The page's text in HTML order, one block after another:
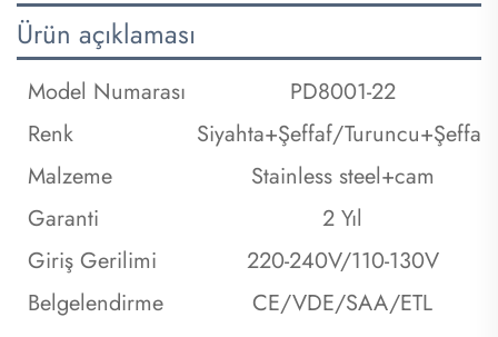
Ürün açıklaması
Model Numarası
PD8001-22
Renk
Siyahta+Şeffaf/Turuncu+Şeffaf
Malzeme
Stainless steel+cam
Garanti
2 Yıl
Giriş Gerilimi
220-240V/110-130V
Belgelendirme
CE/VDE/SAA/ETL